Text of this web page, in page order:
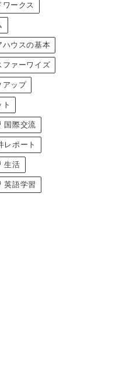
ワークス
ハウスの基本
ファーワイズ
アップ
ト
国際交流
レポート
生活
英語学習